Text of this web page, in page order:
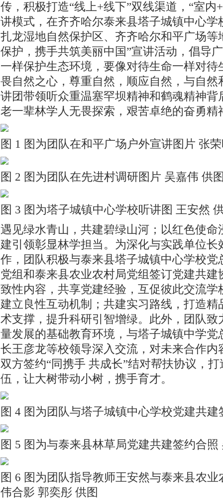
传，积极打造“线上+线下”双线渠道，“室内
讲模式，在齐齐哈尔泰来县塔子城镇中心学
扎龙湿地自然保护区、齐齐哈尔和平广场等
保护，携手共筑美丽中国”宣讲活动，倡导
一样保护生态环境，要像对待生命一样对待
畏自然之心，尊重自然，顺应自然，与自然
讲团带领听众重温塞罕坝精神和鹤魂精神背
老一辈林学人无畏探索，艰苦卓绝的奋勇精
图 1 图为团队在和平广场户外宣讲图片 张
图 2 图为团队在先进村调研图片 吴嘉伟 供
图 3 图为塔子城镇中心学校听讲图 王安然
遇见绿水青山，共建碧绿山河；以红色使命
建引领彰显林学担当。为深化与实践单位长
作，团队积极与泰来县塔子城镇中心学校党
党组和泰来县农业农村局党组签订党建共建
致性内容，共享党建经验，互促彼此交流学
建立良性互动机制；共建实习路线，打造精
术支撑，提升科研引智增绿。此外，团队致
量发展的基础教育环境，与塔子城镇中学党
长王彦龙等校领导深入交流，对未来合作内
双方签约“同携手 共成长”结对帮扶协议，
伍，让大树带动小树，携手育才。
图 4 图为团队与塔子城镇中心学校党建共
图 5 图为与泰来县林草局党建共建签约合照
图 6 图为团队指导教师王安然与泰来县农
伟合影 郭奕彤 供图